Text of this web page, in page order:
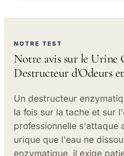
NOTRE TEST
Notre avis sur le
Destructeur d'Odeurs
Un destructeur
la fois sur la tache et sur
professionnelle s'attaque
urique que l'eau ne
enzymatique, il exige